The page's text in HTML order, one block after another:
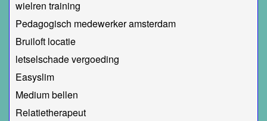
wielren training
Pedagogisch medewerker amsterdam
Bruiloft locatie
letselschade vergoeding
Easyslim
Medium bellen
Relatietherapeut